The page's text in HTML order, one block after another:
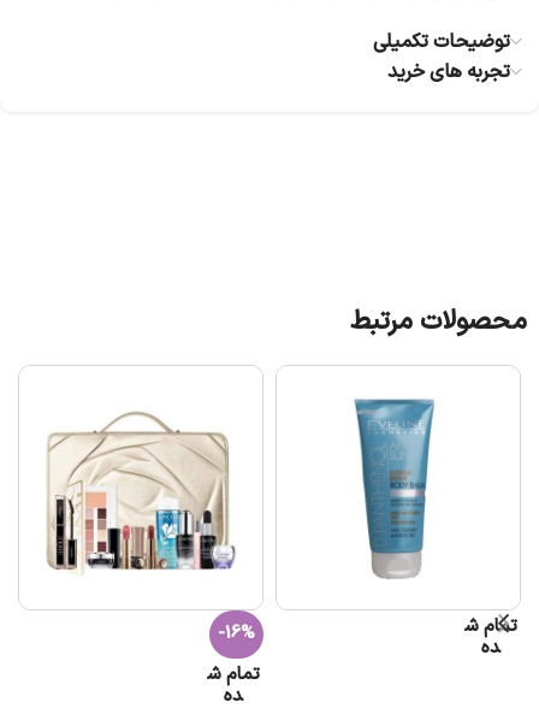
توضیحات تکمیلی
تجربه های خرید
محصولات مرتبط
تمام ش
ده
-16%
تمام ش
ده